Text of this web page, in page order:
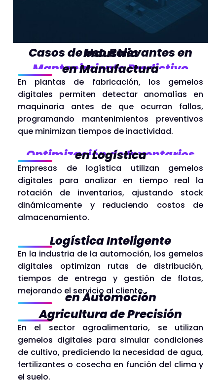
Casos de Uso Relevantes en Industria
Mantenimiento Predictivo
en Manufactura
En plantas de fabricación, los gemelos
digitales permiten detectar anomalías en
maquinaria antes de que ocurran fallos,
programando mantenimientos preventivos
que minimizan tiempos de inactividad.
Optimización de Inventarios
en Logística
Empresas de logística utilizan gemelos
digitales para analizar en tiempo real la
rotación de inventarios, ajustando stock
dinámicamente y reduciendo costos de
almacenamiento.
Logística Inteligente
En la industria de la automoción, los gemelos
digitales optimizan rutas de distribución,
tiempos de entrega y gestión de flotas,
mejorando el servicio al cliente.
en Automoción
Agricultura de Precisión
En el sector agroalimentario, se utilizan
gemelos digitales para simular condiciones
de cultivo, prediciendo la necesidad de agua,
fertilizantes o cosecha en función del clima y
el suelo.